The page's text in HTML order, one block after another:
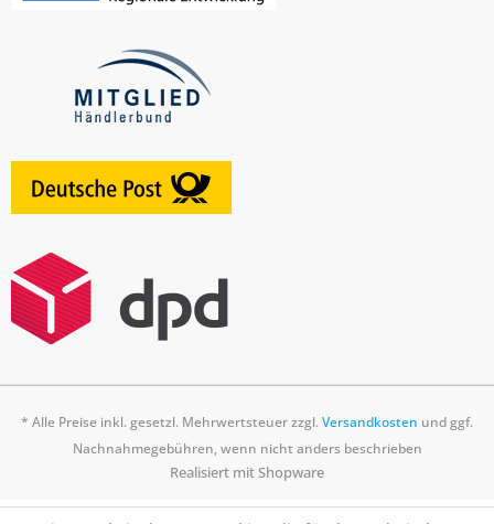
* Alle Preise inkl. gesetzl. Mehrwertsteuer zzgl.Versandkosten und ggf.
Nachnahmegebühren, wenn nicht anders beschrieben
Realisiert mit Shopware